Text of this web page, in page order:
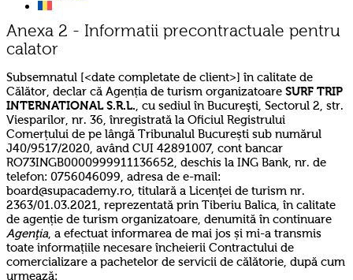
Anexa 2 - Informatii precontractuale pentru
calator
Subsemnatul [<date completate de client>] în calitate de
Călător, declar că Agenția de turism organizatoare SURF TRIP
INTERNATIONAL S.R.L., cu sediul în Bucureşti, Sectorul 2, str.
Viesparilor, nr. 36, înregistrată la Oficiul Registrului
Comerțului de pe lângă Tribunalul București sub numărul
J40/9517/2020, având CUI 42891007, cont bancar
RO73INGB0000999911136652, deschis la ING Bank, nr. de
telefon: 0756046099, adresa de e-mail:
board@supacademy.ro, titulară a Licenţei de turism nr.
2363/01.03.2021, reprezentată prin Tiberiu Balica, în calitate
de agenție de turism organizatoare, denumită în continuare
Agenţia, a efectuat informarea de mai jos și mi-a transmis
toate informațiile necesare încheierii Contractului de
comercializare a pachetelor de servicii de călătorie, după cum
urmează: